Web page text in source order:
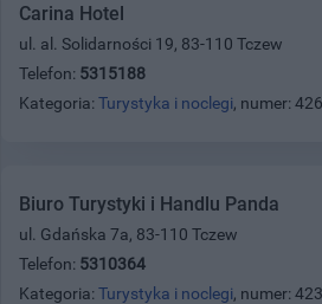
Carina Hotel
ul. al. Solidarności 19, 83-110 Tczew
Telefon: 5315188
Kategoria: Turystyka i noclegi, numer: 426
Biuro Turystyki i Handlu Panda
ul. Gdańska 7a, 83-110 Tczew
Telefon: 5310364
Kategoria: Turystyka i noclegi, numer: 423